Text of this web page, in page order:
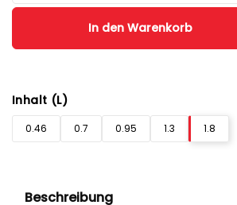
In den Warenkorb
Inhalt (L)
0.46 0.7 0.95 1.3 1.8
Beschreibung